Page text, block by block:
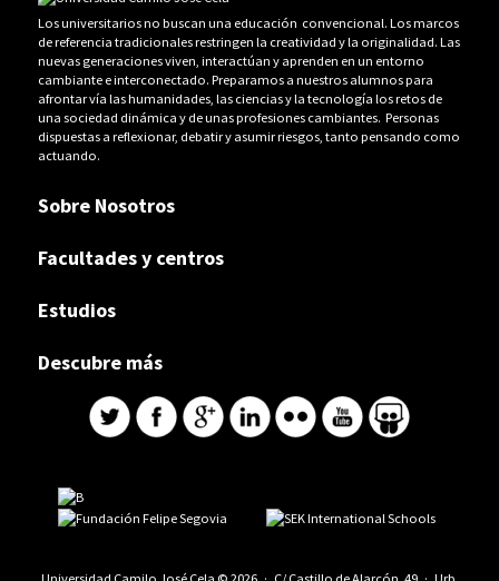
Los universitarios no buscan una educación convencional. Los marcos
de referencia tradicionales restringen la creatividad y la originalidad. Las
nuevas generaciones viven, interactúan y aprenden en un entorno
cambiante e interconectado. Preparamos a nuestros alumnos para
afrontar vía las humanidades, las ciencias y la tecnología los retos de
una sociedad dinámica y de unas profesiones cambiantes. Personas
dispuestas a reflexionar, debatir y asumir riesgos, tanto pensando como
actuando.
Sobre Nosotros
Facultades y centros
Estudios
Descubre más